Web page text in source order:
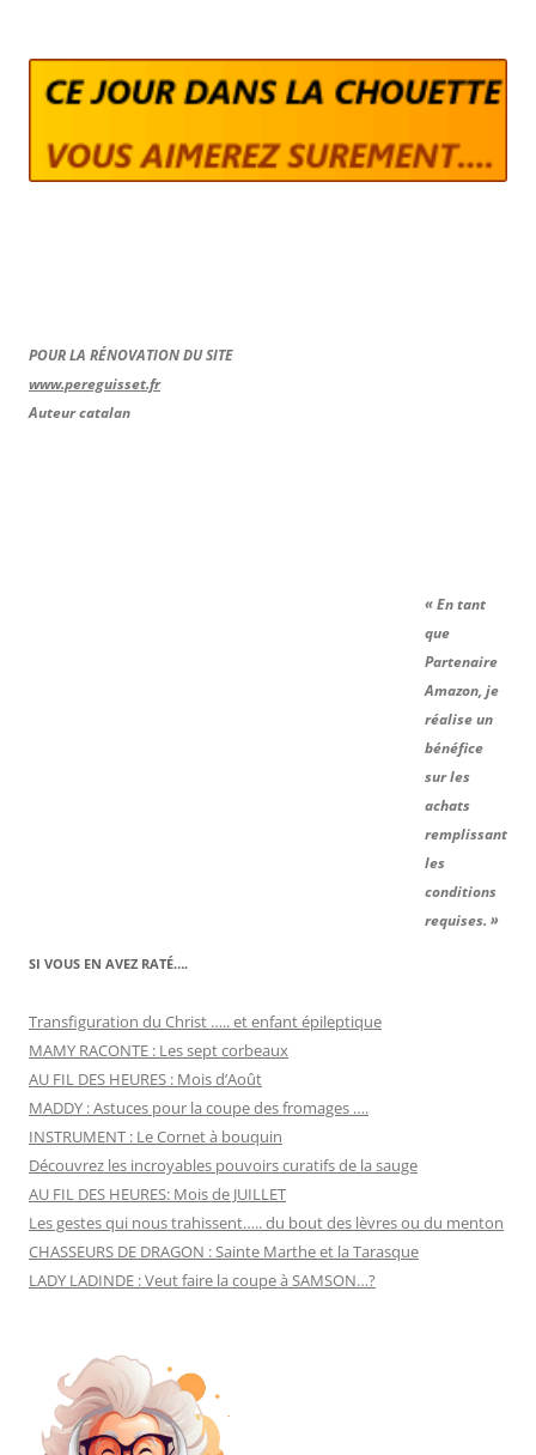
POUR LA RÉNOVATION DU SITE
www.pereguisset.fr
Auteur catalan
« En tant
que
Partenaire
Amazon, je
réalise un
bénéfice
sur les
achats
remplissant
les
conditions
requises. »
SI VOUS EN AVEZ RATÉ….
Transfiguration du Christ ….. et enfant épileptique
MAMY RACONTE : Les sept corbeaux
AU FIL DES HEURES : Mois d’Août
MADDY : Astuces pour la coupe des fromages ….
INSTRUMENT : Le Cornet à bouquin
Découvrez les incroyables pouvoirs curatifs de la sauge
AU FIL DES HEURES: Mois de JUILLET
Les gestes qui nous trahissent….. du bout des lèvres ou du menton
CHASSEURS DE DRAGON : Sainte Marthe et la Tarasque
LADY LADINDE : Veut faire la coupe à SAMSON…?